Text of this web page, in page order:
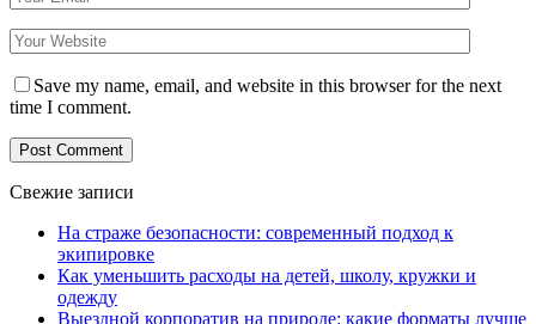
Save my name, email, and website in this browser for the next
time I comment.
Свежие записи
На страже безопасности: современный подход к
экипировке
Как уменьшить расходы на детей, школу, кружки и
одежду
Выездной корпоратив на природе: какие форматы лучше